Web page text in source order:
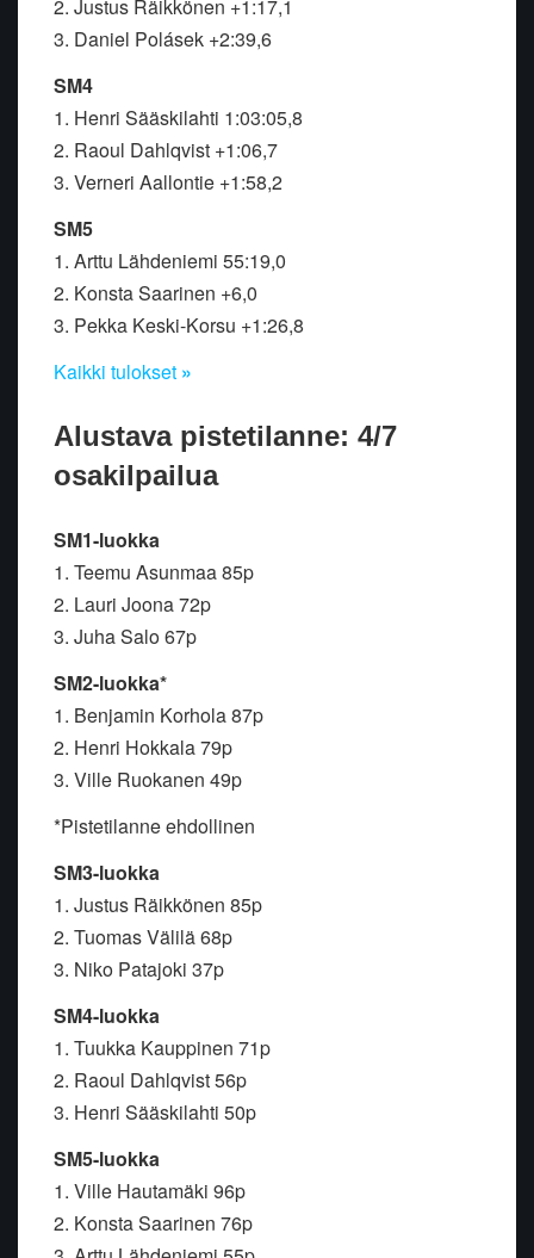
2. Justus Räikkönen +1:17,1
3. Daniel Polásek +2:39,6
SM4
1. Henri Sääskilahti 1:03:05,8
2. Raoul Dahlqvist +1:06,7
3. Verneri Aallontie +1:58,2
SM5
1. Arttu Lähdeniemi 55:19,0
2. Konsta Saarinen +6,0
3. Pekka Keski-Korsu +1:26,8
Kaikki tulokset »
Alustava pistetilanne: 4/7
osakilpailua
SM1-luokka
1. Teemu Asunmaa 85p
2. Lauri Joona 72p
3. Juha Salo 67p
SM2-luokka*
1. Benjamin Korhola 87p
2. Henri Hokkala 79p
3. Ville Ruokanen 49p
*Pistetilanne ehdollinen
SM3-luokka
1. Justus Räikkönen 85p
2. Tuomas Välilä 68p
3. Niko Patajoki 37p
SM4-luokka
1. Tuukka Kauppinen 71p
2. Raoul Dahlqvist 56p
3. Henri Sääskilahti 50p
SM5-luokka
1. Ville Hautamäki 96p
2. Konsta Saarinen 76p